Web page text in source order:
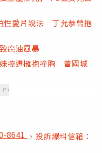
性愛片說法 丁允恭曾抱
癌油風暴
控遭擁抱撞胸 曾國城
PR
8641 、投訴爆料信箱：